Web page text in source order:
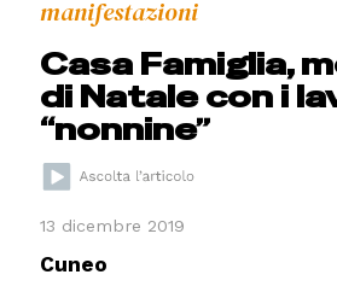
manifestazioni
Casa Famiglia,
di Natale con i
“nonnine”
13 dicembre 2019
Cuneo